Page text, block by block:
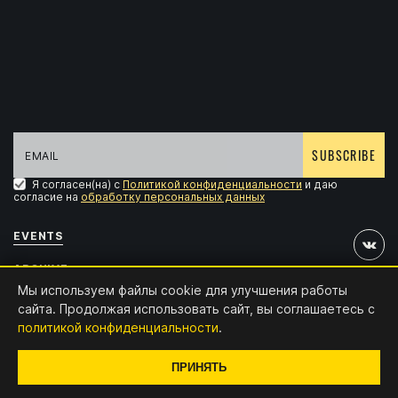
Мы используем файлы cookie для улучшения работы
сайта. Продолжая использовать сайт, вы соглашаетесь с
политикой конфиденциальности.
ПРИНЯТЬ
SUBSCRIBE
Я согласен(на) с Политикой конфиденциальности и даю
согласие на обработку персональных данных
EVENTS
ARCHIVE
ACCREDITATION
CONTACTS
x4.digital